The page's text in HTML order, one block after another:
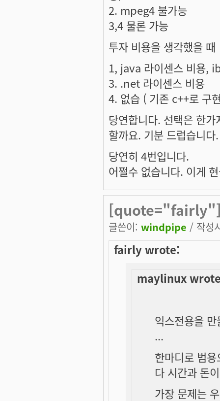
2. mpeg4 불가능
3,4 물론 가능
투자 비용을 생각했을 때
1, java 라이센스 비용,
3. .net 라이센스 비용
4. 없습 ( 기존 c++로 구
당연합니다. 선택은 한
할까요. 기분 드럽습니
당연히 4번입니다.
어쩔수 없습니다. 이게
글쓴이: windpipe / 작성
fairly wrote:
maylinux
익스전용을
...
한마디로 범
다 시간과 돈
가장 문제는